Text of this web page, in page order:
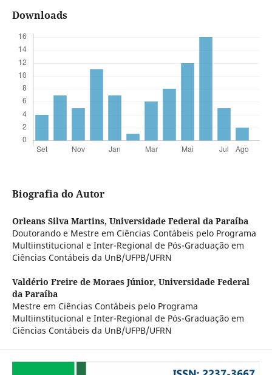
Downloads
Biografia do Autor
Orleans Silva Martins, Universidade Federal da Paraíba
Doutorando e Mestre em Ciências Contábeis pelo Programa
Multiinstitucional e Inter-Regional de Pós-Graduação em
Ciências Contábeis da UnB/UFPB/UFRN
Valdério Freire de Moraes Júnior, Universidade Federal
da Paraíba
Mestre em Ciências Contábeis pelo Programa
Multiinstitucional e Inter-Regional de Pós-Graduação em
Ciências Contábeis da UnB/UFPB/UFRN